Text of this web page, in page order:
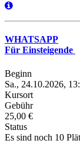
WHATSAPP
Für Einsteigende
Beginn
Sa., 24.10.2026,
Kursort
Gebühr
25,00 €
Status
Es sind noch 10